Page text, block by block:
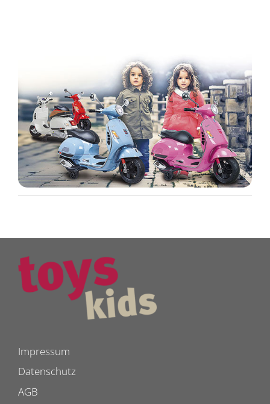
Impressum
Datenschutz
AGB